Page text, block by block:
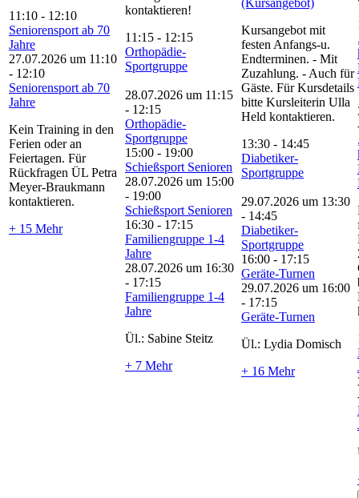
11:10 - 12:10
Seniorensport ab 70
Jahre
27.07.2026 um 11:10
- 12:10
Seniorensport ab 70
Jahre
Kein Training in den
Ferien oder an
Feiertagen. Für
Rückfragen ÜL Petra
Meyer-Braukmann
kontaktieren.
+ 15 Mehr
kontaktieren!
11:15 - 12:15
Orthopädie-
Sportgruppe
28.07.2026 um 11:15
- 12:15
Orthopädie-
Sportgruppe
15:00 - 19:00
Schießsport Senioren
28.07.2026 um 15:00
- 19:00
Schießsport Senioren
16:30 - 17:15
Familiengruppe 1-4
Jahre
28.07.2026 um 16:30
- 17:15
Familiengruppe 1-4
Jahre
Ül.: Sabine Steitz
+ 7 Mehr
Kursangebot mit
festen Anfangs-u.
Endterminen. - Mit
Zuzahlung. - Auch für
Gäste. Für Kursdetails
bitte Kursleiterin Ulla
Held kontaktieren.
13:30 - 14:45
Diabetiker-
Sportgruppe
29.07.2026 um 13:30
- 14:45
Diabetiker-
Sportgruppe
16:00 - 17:15
Geräte-Turnen
29.07.2026 um 16:00
- 17:15
Geräte-Turnen
Ül.: Lydia Domisch
+ 16 Mehr